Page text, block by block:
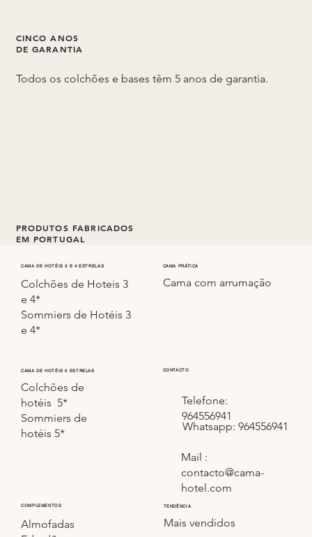
CINCO ANOS
DE GARANTIA
Todos os colchões e bases têm 5 anos de garantia.
PRODUTOS FABRICADOS
EM PORTUGAL
Todos os colchões e sommiers são fabricados em
Portugal.
TENDÊNCIA
Mais vendidos
COMPLEMENTOS
Almofadas
CAMA DE HOTÉIS 5 ESTRELAS
Colchões de
hotéis 5*
Sommiers de
hotéis 5*
CAMA DE HOTÉIS 3 E 4 ESTRELAS
Colchões de Hoteis 3
e 4*
Sommiers de Hotéis 3
e 4*
CAMA PRÁTICA
Cama com arrumação
CONTACTO
Telefone:
964556941
Whatsapp: 964556941
Mail :
contacto@cama-
hotel.com